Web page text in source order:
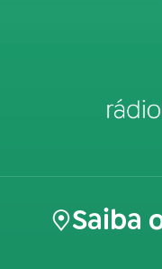
Saiba